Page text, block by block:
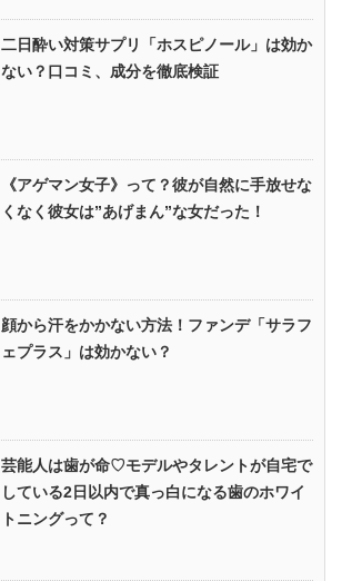
二日酔い対策サプリ「ホスピノール」は効か
ない？口コミ、成分を徹底検証
《アゲマン女子》って？彼が自然に手放せな
くなく彼女は”あげまん”な女だった！
顔から汗をかかない方法！ファンデ「サラフ
ェプラス」は効かない？
芸能人は歯が命♡モデルやタレントが自宅で
している2日以内で真っ白になる歯のホワイ
トニングって？